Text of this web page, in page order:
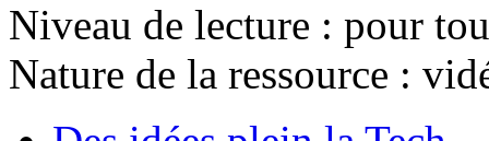
Niveau de lecture : pour
Nature de la ressource :